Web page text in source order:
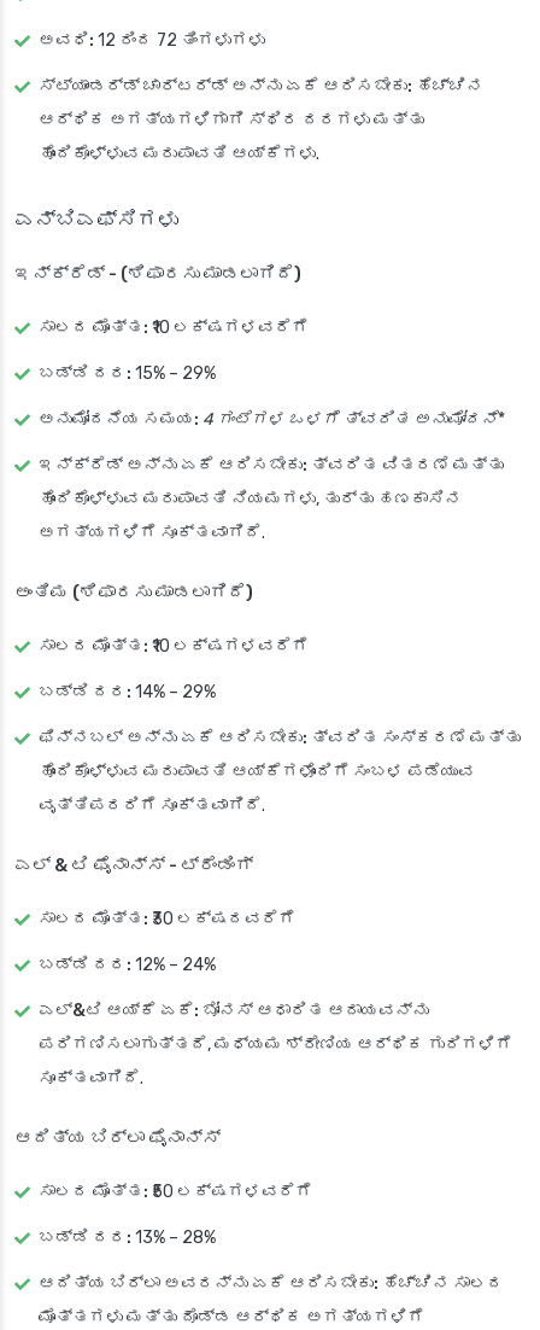
ಅವಧಿ: 12 ರಿಂದ 72 ತಿಂಗಳುಗಳು
ಸ್ಟ್ಯಾಂಡರ್ಡ್ ಚಾರ್ಟರ್ಡ್ ಅನ್ನು ಏಕೆ ಆರಿಸಬೇಕು: ಹೆಚ್ಚಿನ
ಆರ್ಥಿಕ ಅಗತ್ಯಗಳಿಗಾಗಿ ಸ್ಥಿರ ದರಗಳು ಮತ್ತು
ಹೊಂದಿಕೊಳ್ಳುವ ಮರುಪಾವತಿ ಆಯ್ಕೆಗಳು.
ಎನ್ಬಿಎಫ್ಸಿಗಳು
ಇನ್‌ಕ್ರೆಡ್ - (ಶಿಫಾರಸು ಮಾಡಲಾಗಿದೆ)
ಸಾಲದ ಮೊತ್ತ: ₹10 ಲಕ್ಷಗಳವರೆಗೆ
ಬಡ್ಡಿ ದರ: 15% – 29%
ಅನುಮೋದನೆಯ ಸಮಯ: 4 ಗಂಟೆಗಳ ಒಳಗೆ ತ್ವರಿತ ಅನುಮೋದನೆ*
ಇನ್‌ಕ್ರೆಡ್ ಅನ್ನು ಏಕೆ ಆರಿಸಬೇಕು: ತ್ವರಿತ ವಿತರಣೆ ಮತ್ತು
ಹೊಂದಿಕೊಳ್ಳುವ ಮರುಪಾವತಿ ನಿಯಮಗಳು, ತುರ್ತು ಹಣಕಾಸಿನ
ಅಗತ್ಯಗಳಿಗೆ ಸೂಕ್ತವಾಗಿದೆ.
ಅಂತಿಮ (ಶಿಫಾರಸು ಮಾಡಲಾಗಿದೆ)
ಸಾಲದ ಮೊತ್ತ: ₹10 ಲಕ್ಷಗಳವರೆಗೆ
ಬಡ್ಡಿ ದರ: 14% – 29%
ಫಿನ್ನಬಲ್ ಅನ್ನು ಏಕೆ ಆರಿಸಬೇಕು: ತ್ವರಿತ ಸಂಸ್ಕರಣೆ ಮತ್ತು
ಹೊಂದಿಕೊಳ್ಳುವ ಮರುಪಾವತಿ ಆಯ್ಕೆಗಳೊಂದಿಗೆ ಸಂಬಳ ಪಡೆಯುವ
ವೃತ್ತಿಪರರಿಗೆ ಸೂಕ್ತವಾಗಿದೆ.
ಎಲ್ & ಟಿ ಫೈನಾನ್ಸ್ - ಟ್ರೆಂಡಿಂಗ್
ಸಾಲದ ಮೊತ್ತ: ₹30 ಲಕ್ಷದವರೆಗೆ
ಬಡ್ಡಿ ದರ: 12% – 24%
ಎಲ್&ಟಿ ಆಯ್ಕೆ ಏಕೆ: ಬೋನಸ್ ಆಧಾರಿತ ಆದಾಯವನ್ನು
ಪರಿಗಣಿಸಲಾಗುತ್ತದೆ, ಮಧ್ಯಮ ಶ್ರೇಣಿಯ ಆರ್ಥಿಕ ಗುರಿಗಳಿಗೆ
ಸೂಕ್ತವಾಗಿದೆ.
ಆದಿತ್ಯ ಬಿರ್ಲಾ ಫೈನಾನ್ಸ್
ಸಾಲದ ಮೊತ್ತ: ₹50 ಲಕ್ಷಗಳವರೆಗೆ
ಬಡ್ಡಿ ದರ: 13% – 28%
ಆದಿತ್ಯ ಬಿರ್ಲಾ ಅವರನ್ನು ಏಕೆ ಆರಿಸಬೇಕು: ಹೆಚ್ಚಿನ ಸಾಲದ
ಮೊತ್ತಗಳು ಮತ್ತು ದೊಡ್ಡ ಆರ್ಥಿಕ ಅಗತ್ಯಗಳಿಗೆ